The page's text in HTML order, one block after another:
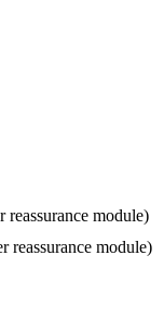
module)
reassurance module)